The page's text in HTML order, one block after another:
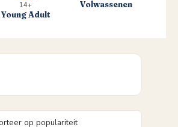
14+
Young Adult
Volwassenen